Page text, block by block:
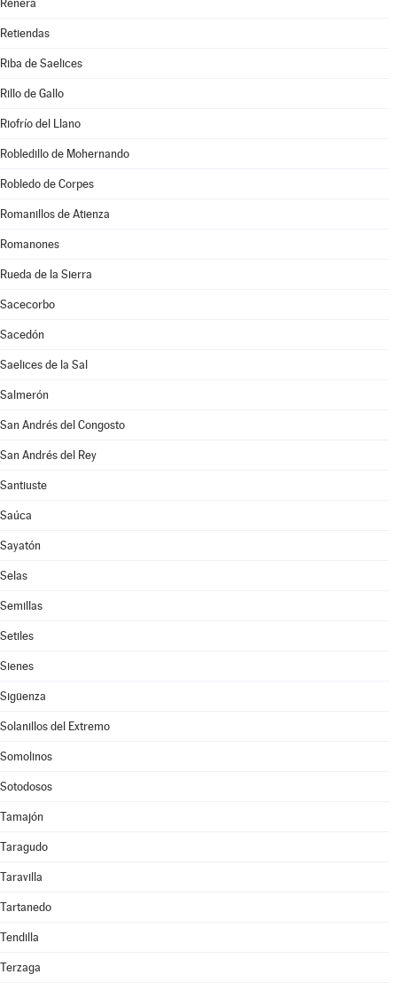
Renera
Retiendas
Riba de Saelices
Rillo de Gallo
Riofrío del Llano
Robledillo de Mohernando
Robledo de Corpes
Romanillos de Atienza
Romanones
Rueda de la Sierra
Sacecorbo
Sacedón
Saelices de la Sal
Salmerón
San Andrés del Congosto
San Andrés del Rey
Santiuste
Saúca
Sayatón
Selas
Semillas
Setiles
Sienes
Sigüenza
Solanillos del Extremo
Somolinos
Sotodosos
Tamajón
Taragudo
Taravilla
Tartanedo
Tendilla
Terzaga